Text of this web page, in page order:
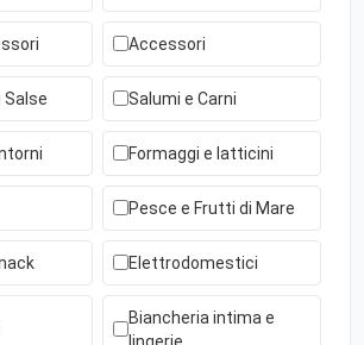
Accessori
Salse Salumi e Carni
Formaggi e latticini
Pesce e Frutti di Mare
Elettrodomestici
Biancheria intima e
lingerie